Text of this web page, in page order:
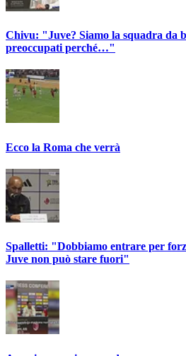
Chivu: "Juve? Siamo la squadra da
preoccupati perché…"
Ecco la Roma che verrà
Spalletti: "Dobbiamo entrare per
Juve non può stare fuori"